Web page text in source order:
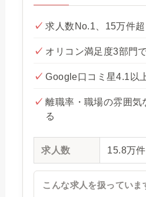
求人数No.1、15万件超
オリコン満足度3部門
Google口コミ星4.1以
離職率・職場の雰囲気
る
求人数 15.8万
こんな求人を扱っていま